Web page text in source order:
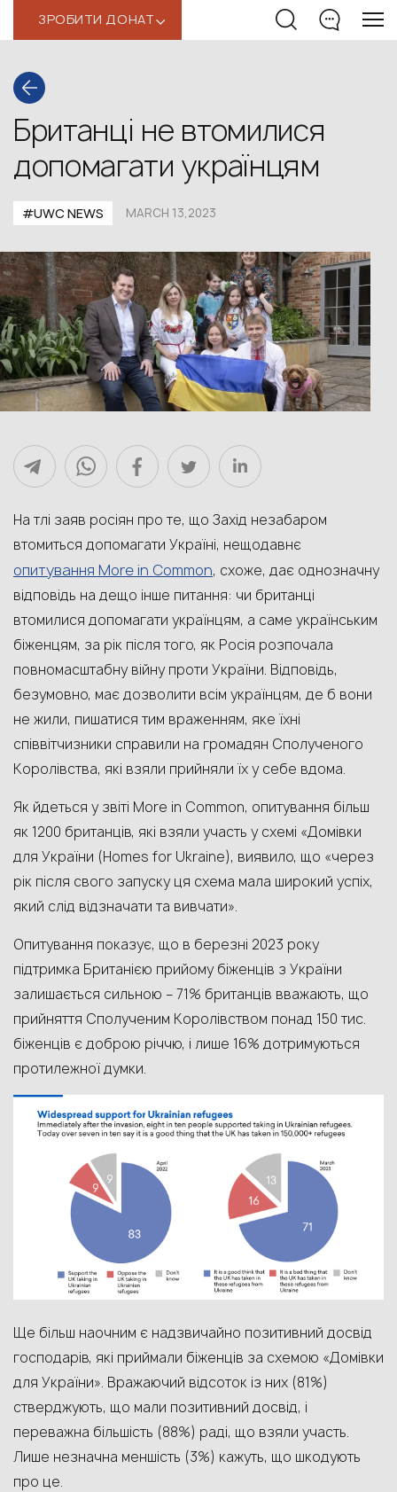
ЗРОБИТИ ДОНАТ‹
Британці не втомилися
допомагати українцям
#UWС NEWS MARCH 13,2023
На тлі заяв росіян про те, що Захід незабаром
втомиться допомагати Україні, нещодавнє
опитування More in Common, схоже, дає однозначну
відповідь на дещо інше питання: чи британці
втомилися допомагати українцям, а саме українським
біженцям, за рік після того, як Росія розпочала
повномасштабну війну проти України. Відповідь,
безумовно, має дозволити всім українцям, де б вони
не жили, пишатися тим враженням, яке їхні
співвітчизники справили на громадян Сполученого
Королівства, які взяли прийняли їх у себе вдома.
Як йдеться у звіті More in Common, опитування більш
як 1200 британців, які взяли участь у схемі «Домівки
для України (Homes for Ukraine), виявило, що «через
рік після свого запуску ця схема мала широкий успіх,
який слід відзначати та вивчати».
Опитування показує, що в березні 2023 року
підтримка Британією прийому біженців з України
залишається сильною – 71% британців вважають, що
прийняття Сполученим Королівством понад 150 тис.
біженців є доброю річчю, і лише 16% дотримуються
протилежної думки.
Ще більш наочним є надзвичайно позитивний досвід
господарів, які приймали біженців за схемою «Домівки
для України». Вражаючий відсоток із них (81%)
стверджують, що мали позитивний досвід, і
переважна більшість (88%) раді, що взяли участь.
Лише незначна меншість (3%) кажуть, що шкодують
про це.